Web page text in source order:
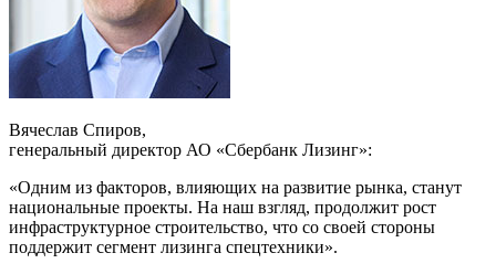
Вячеслав Спиров,
генеральный директор АО «Сбербанк Лизинг»:
«Одним из факторов, влияющих на развитие рынка, станут
национальные проекты. На наш взгляд, продолжит рост
инфраструктурное строительство, что со своей стороны
поддержит сегмент лизинга спецтехники».